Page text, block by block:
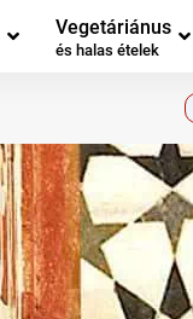
Vegetáriánus
és halas ételek